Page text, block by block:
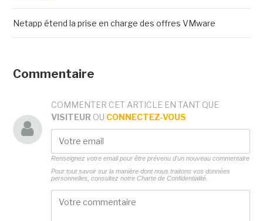
Netapp étend la prise en charge des offres VMware
Commentaire
COMMENTER CET ARTICLE EN TANT QUE
VISITEUR OU CONNECTEZ-VOUS
Renseignez votre email pour être prévenu d'un nouveau commentaire
Pour tout savoir sur la manière dont nous traitons vos données
personnelles, consultez notre Charte de Confidentialité.